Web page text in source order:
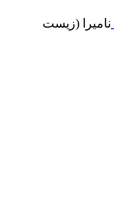
نامیرا (زیست